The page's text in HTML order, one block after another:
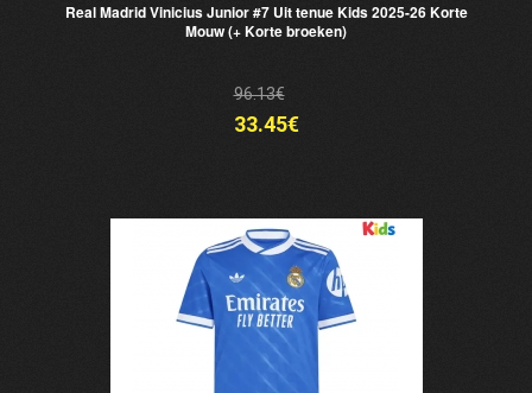
Real Madrid Vinicius Junior #7 Uit tenue Kids 2025-26 Korte
Mouw (+ Korte broeken)
96.13€
33.45€